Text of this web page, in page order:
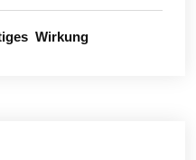
Wirkung